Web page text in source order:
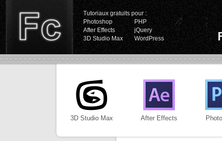
Tutoriaux gratuits pour :
Photoshop
PHP
After Effects
jQuery
3D Studio Max
WordPress
3D Studio Max After Effects